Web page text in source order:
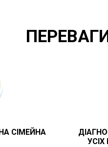
— сучасний, доступний,
дозволяє
як каміння й
розміри
судинах.
СІМЕЙНА